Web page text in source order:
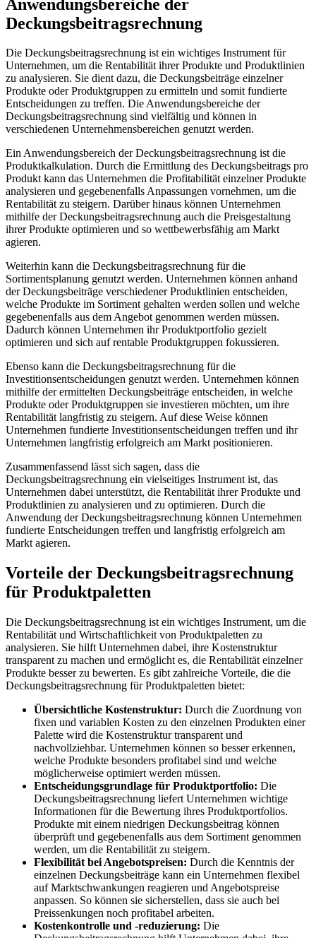
Anwendungsbereiche der
Deckungsbeitragsrechnung
Die Deckungsbeitragsrechnung ist ein wichtiges Instrument für
Unternehmen, um die Rentabilität ihrer Produkte und Produktlinien
zu analysieren. Sie dient dazu, die Deckungsbeiträge einzelner
Produkte oder Produktgruppen zu ermitteln und somit fundierte
Entscheidungen zu treffen. Die Anwendungsbereiche der
Deckungsbeitragsrechnung sind vielfältig und können in
verschiedenen Unternehmensbereichen genutzt werden.
Ein Anwendungsbereich der Deckungsbeitragsrechnung ist die
Produktkalkulation. Durch die Ermittlung des Deckungsbeitrags pro
Produkt kann das Unternehmen die Profitabilität einzelner Produkte
analysieren und gegebenenfalls Anpassungen vornehmen, um die
Rentabilität zu steigern. Darüber hinaus können Unternehmen
mithilfe der Deckungsbeitragsrechnung auch die Preisgestaltung
ihrer Produkte optimieren und so wettbewerbsfähig am Markt
agieren.
Weiterhin kann die Deckungsbeitragsrechnung für die
Sortimentsplanung genutzt werden. Unternehmen können anhand
der Deckungsbeiträge verschiedener Produktlinien entscheiden,
welche Produkte im Sortiment gehalten werden sollen und welche
gegebenenfalls aus dem Angebot genommen werden müssen.
Dadurch können Unternehmen ihr Produktportfolio gezielt
optimieren und sich auf rentable Produktgruppen fokussieren.
Ebenso kann die Deckungsbeitragsrechnung für die
Investitionsentscheidungen genutzt werden. Unternehmen können
mithilfe der ermittelten Deckungsbeiträge entscheiden, in welche
Produkte oder Produktgruppen sie investieren möchten, um ihre
Rentabilität langfristig zu steigern. Auf diese Weise können
Unternehmen fundierte Investitionsentscheidungen treffen und ihr
Unternehmen langfristig erfolgreich am Markt positionieren.
Zusammenfassend lässt sich sagen, dass die
Deckungsbeitragsrechnung ein vielseitiges Instrument ist, das
Unternehmen dabei unterstützt, die Rentabilität ihrer Produkte und
Produktlinien zu analysieren und zu optimieren. Durch die
Anwendung der Deckungsbeitragsrechnung können Unternehmen
fundierte Entscheidungen treffen und langfristig erfolgreich am
Markt agieren.
Vorteile der Deckungsbeitragsrechnung
für Produktpaletten
Die Deckungsbeitragsrechnung ist ein wichtiges Instrument, um die
Rentabilität und Wirtschaftlichkeit von Produktpaletten zu
analysieren. Sie hilft Unternehmen dabei, ihre Kostenstruktur
transparent zu machen und ermöglicht es, die Rentabilität einzelner
Produkte besser zu bewerten. Es gibt zahlreiche Vorteile, die die
Deckungsbeitragsrechnung für Produktpaletten bietet:
Übersichtliche Kostenstruktur: Durch die Zuordnung von
fixen und variablen Kosten zu den einzelnen Produkten einer
Palette wird die Kostenstruktur transparent und
nachvollziehbar. Unternehmen können so besser erkennen,
welche Produkte besonders profitabel sind und welche
möglicherweise optimiert werden müssen.
Entscheidungsgrundlage für Produktportfolio: Die
Deckungsbeitragsrechnung liefert Unternehmen wichtige
Informationen für die Bewertung ihres Produktportfolios.
Produkte mit einem niedrigen Deckungsbeitrag können
überprüft und gegebenenfalls aus dem Sortiment genommen
werden, um die Rentabilität zu steigern.
Flexibilität bei Angebotspreisen: Durch die Kenntnis der
einzelnen Deckungsbeiträge kann ein Unternehmen flexibel
auf Marktschwankungen reagieren und Angebotspreise
anpassen. So können sie sicherstellen, dass sie auch bei
Preissenkungen noch profitabel arbeiten.
Kostenkontrolle und -reduzierung: Die